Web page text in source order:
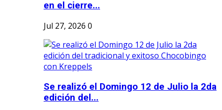
en el cierre...
Jul 27, 2026 0
Se realizó el Domingo 12 de Julio la 2da
edición del...